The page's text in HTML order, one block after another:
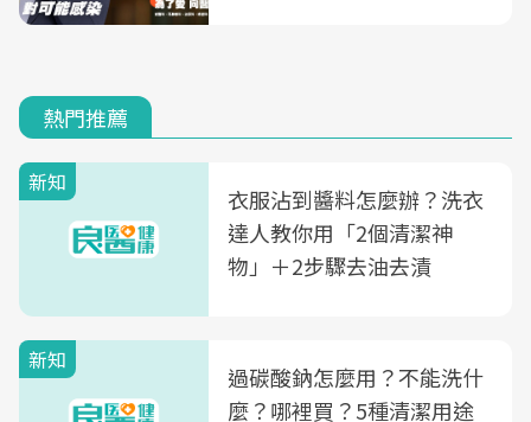
熱門推薦
新知
衣服沾到醬料怎麼辦？洗衣
達人教你用「2個清潔神
物」＋2步驟去油去漬
新知
過碳酸鈉怎麼用？不能洗什
麼？哪裡買？5種清潔用途